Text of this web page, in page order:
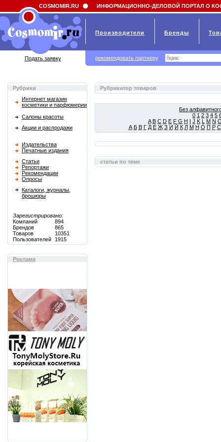
Field 'news_title' doesn't have a default value
Рубрики
Интернет магазин
косметики и парфюмерии
Салоны красоты
Акции и распродажи
Издательства
Печатные издания
Статьи
Репортажи
Рекомендации
Опросы
Каталоги, журналы,
брошюры
Зарегистрировано:
Компаний
894
Брендов
865
Товаров
10351
Пользователей
1915
Реклама
Рубрикатор товаров
Без
0 1 2 3 4 5
A B C D E F G H I J K L M N
А Б В Г Д Е Ж З И Й К Л М Н О П Р С
статьи по теме
COSMOMIR.RU ИНФОРМАЦИОННО-ДЕЛОВОЙ ПОРТАЛ О
Производители Бренды
Подать заявку рекомендовать партнеру